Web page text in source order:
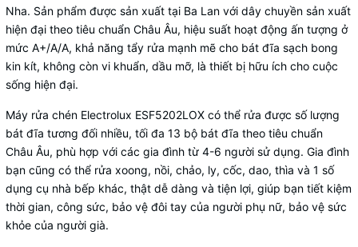
Nha. Sản phẩm được sản xuất tại Ba Lan với dây chuyền sản xuất
hiện đại theo tiêu chuẩn Châu Âu, hiệu suất hoạt động ấn tượng ở
mức A+/A/A, khả năng tẩy rửa mạnh mẽ cho bát đĩa sạch bong
kin kít, không còn vi khuẩn, dầu mỡ, là thiết bị hữu ích cho cuộc
sống hiện đại.
Máy rửa chén Electrolux ESF5202LOX có thể rửa được số lượng
bát đĩa tương đối nhiều, tối đa 13 bộ bát đĩa theo tiêu chuẩn
Châu Âu, phù hợp với các gia đình từ 4-6 người sử dụng. Gia đình
bạn cũng có thể rửa xoong, nồi, chảo, ly, cốc, dao, thìa và 1 số
dụng cụ nhà bếp khác, thật dễ dàng và tiện lợi, giúp bạn tiết kiệm
thời gian, công sức, bảo vệ đôi tay của người phụ nữ, bảo vệ sức
khỏe của người già.